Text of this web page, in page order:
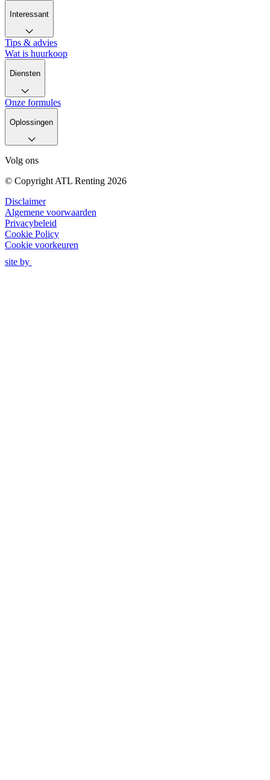
Interessant
Tips & advies
Wat is huurkoop
Diensten
Onze formules
Oplossingen
Volg ons
© Copyright ATL Renting 2026
Disclaimer
Algemene voorwaarden
Privacybeleid
Cookie Policy
Cookie voorkeuren
site by